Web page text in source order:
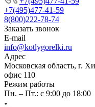
+7(495)477-41-59
8(800)222-78-74
Заказать звонок
E-mail
info@kotlygorelki.ru
Адрес
Московская область, г.
офис 110
Режим работы
Пн. – Пт.: с 9:00 до 18:00